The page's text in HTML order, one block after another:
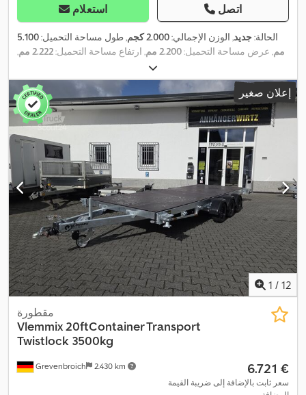
استعلام اتصل
الحالة:جديد, الوزن الإجمالي:2.000 كجم , طول مساحة التحميل:5.100
مم , عرض مساحة التحميل:2.200 مم , ارتفاع مساحة التحميل:2.222 مم
إعلان صغير
1 / 12
Grevenbroich 2.430 km
مقطورة
Vlemmix20ftContainer Transport
Twistlock 3500kg
‏6.721 €
سعر ثابت بالإضافة إلى ضريبة القيمة